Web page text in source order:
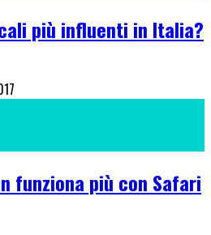
più influenti in Italia?
funziona più con Safari